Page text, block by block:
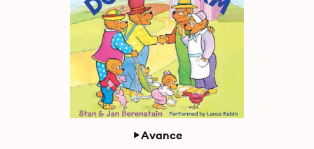
Avance